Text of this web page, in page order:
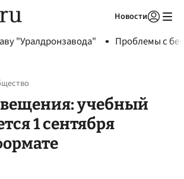
Новости
"Уралдронзавода" Проблемы с
учебный
1 сентября